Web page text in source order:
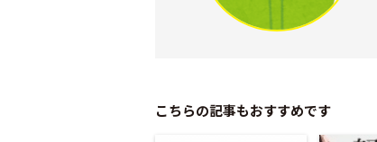
こちらの記事もおすすめです